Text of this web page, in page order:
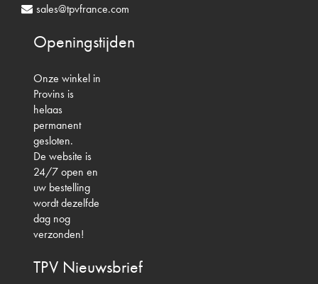
sales@tpvfrance.com
Openingstijden
Onze winkel in
Provins is
helaas
permanent
gesloten.
De website is
24/7 open en
uw bestelling
wordt dezelfde
dag nog
verzonden!
TPV Nieuwsbrief